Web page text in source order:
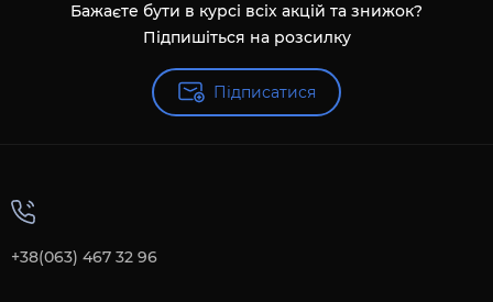
Бажаєте бути в курсі всіх акцій та знижок?
Підпишіться на розсилку
Підписатися
+38(063) 467 32 96